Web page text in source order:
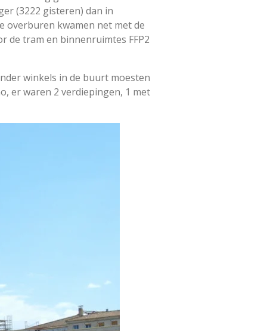
(3222 gisteren) dan in
overburen kwamen net met de
de tram en binnenruimtes FFP2
winkels in de buurt moesten
er waren 2 verdiepingen, 1 met